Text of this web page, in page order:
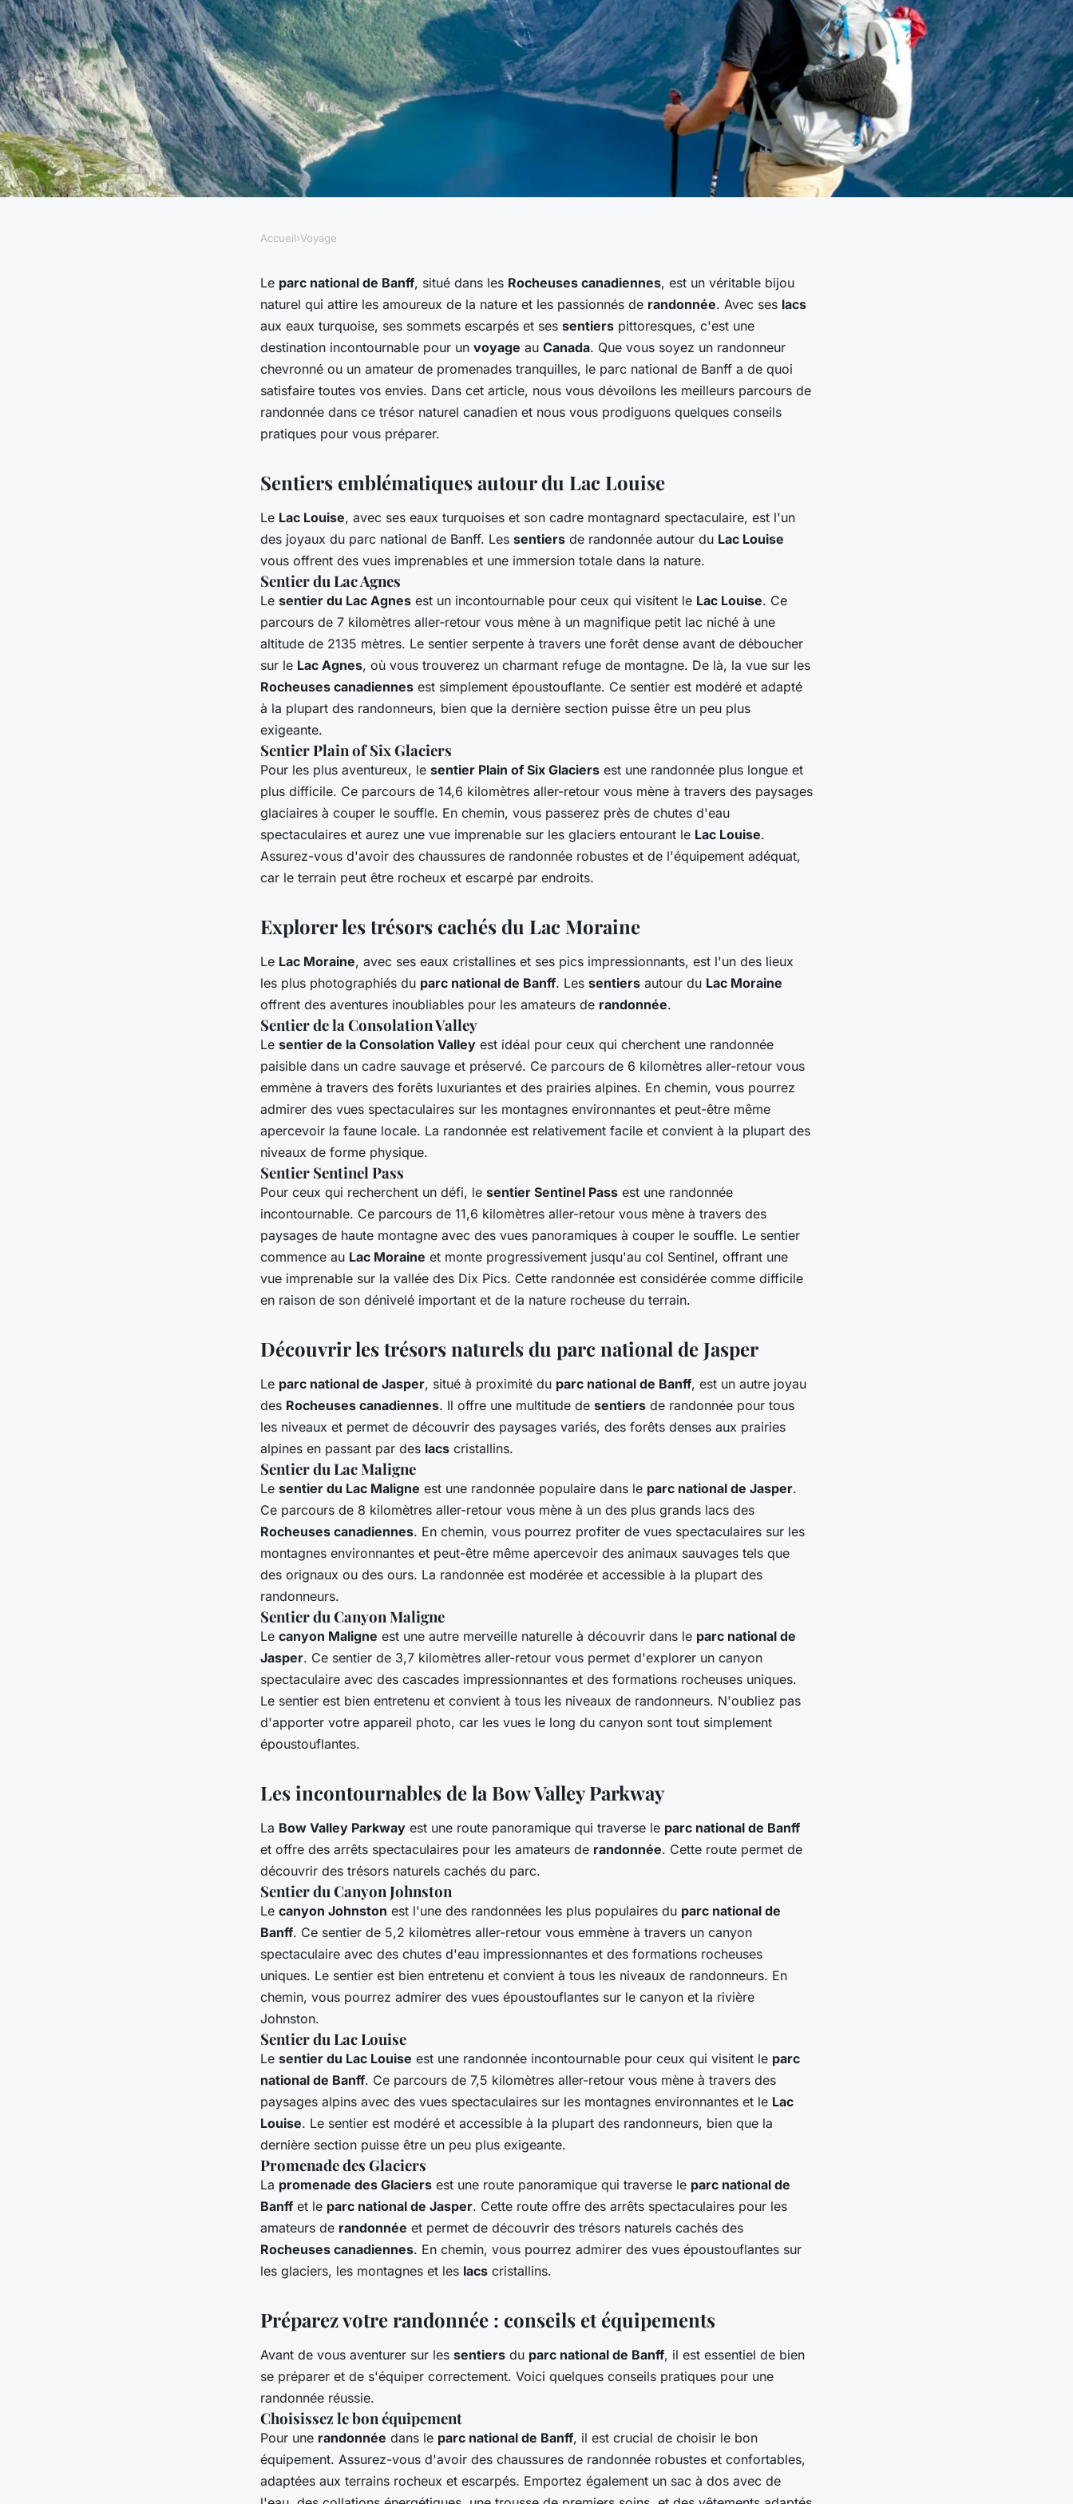
Où trouver les meilleurs parcours de
randonnée dans le parc national de
Banff, Canada : conseils et
équipements ?
Accueil›Voyage
Le parc national de Banff, situé dans les Rocheuses canadiennes, est un véritable bijou
naturel qui attire les amoureux de la nature et les passionnés de randonnée. Avec ses lacs
aux eaux turquoise, ses sommets escarpés et ses sentiers pittoresques, c'est une
destination incontournable pour un voyage au Canada. Que vous soyez un randonneur
chevronné ou un amateur de promenades tranquilles, le parc national de Banff a de quoi
satisfaire toutes vos envies. Dans cet article, nous vous dévoilons les meilleurs parcours de
randonnée dans ce trésor naturel canadien et nous vous prodiguons quelques conseils
pratiques pour vous préparer.
Sentiers emblématiques autour du Lac Louise
Le Lac Louise, avec ses eaux turquoises et son cadre montagnard spectaculaire, est l'un
des joyaux du parc national de Banff. Les sentiers de randonnée autour du Lac Louise
vous offrent des vues imprenables et une immersion totale dans la nature.
Sentier du Lac Agnes
Le sentier du Lac Agnes est un incontournable pour ceux qui visitent le Lac Louise. Ce
parcours de 7 kilomètres aller-retour vous mène à un magnifique petit lac niché à une
altitude de 2135 mètres. Le sentier serpente à travers une forêt dense avant de déboucher
sur le Lac Agnes, où vous trouverez un charmant refuge de montagne. De là, la vue sur les
Rocheuses canadiennes est simplement époustouflante. Ce sentier est modéré et adapté
à la plupart des randonneurs, bien que la dernière section puisse être un peu plus
exigeante.
Sentier Plain of Six Glaciers
Pour les plus aventureux, le sentier Plain of Six Glaciers est une randonnée plus longue et
plus difficile. Ce parcours de 14,6 kilomètres aller-retour vous mène à travers des paysages
glaciaires à couper le souffle. En chemin, vous passerez près de chutes d'eau
spectaculaires et aurez une vue imprenable sur les glaciers entourant le Lac Louise.
Assurez-vous d'avoir des chaussures de randonnée robustes et de l'équipement adéquat,
car le terrain peut être rocheux et escarpé par endroits.
Explorer les trésors cachés du Lac Moraine
Le Lac Moraine, avec ses eaux cristallines et ses pics impressionnants, est l'un des lieux
les plus photographiés du parc national de Banff. Les sentiers autour du Lac Moraine
offrent des aventures inoubliables pour les amateurs de randonnée.
Sentier de la Consolation Valley
Le sentier de la Consolation Valley est idéal pour ceux qui cherchent une randonnée
paisible dans un cadre sauvage et préservé. Ce parcours de 6 kilomètres aller-retour vous
emmène à travers des forêts luxuriantes et des prairies alpines. En chemin, vous pourrez
admirer des vues spectaculaires sur les montagnes environnantes et peut-être même
apercevoir la faune locale. La randonnée est relativement facile et convient à la plupart des
niveaux de forme physique.
Sentier Sentinel Pass
Pour ceux qui recherchent un défi, le sentier Sentinel Pass est une randonnée
incontournable. Ce parcours de 11,6 kilomètres aller-retour vous mène à travers des
paysages de haute montagne avec des vues panoramiques à couper le souffle. Le sentier
commence au Lac Moraine et monte progressivement jusqu'au col Sentinel, offrant une
vue imprenable sur la vallée des Dix Pics. Cette randonnée est considérée comme difficile
en raison de son dénivelé important et de la nature rocheuse du terrain.
Découvrir les trésors naturels du parc national de Jasper
Le parc national de Jasper, situé à proximité du parc national de Banff, est un autre joyau
des Rocheuses canadiennes. Il offre une multitude de sentiers de randonnée pour tous
les niveaux et permet de découvrir des paysages variés, des forêts denses aux prairies
alpines en passant par des lacs cristallins.
Sentier du Lac Maligne
Le sentier du Lac Maligne est une randonnée populaire dans le parc national de Jasper.
Ce parcours de 8 kilomètres aller-retour vous mène à un des plus grands lacs des
Rocheuses canadiennes. En chemin, vous pourrez profiter de vues spectaculaires sur les
montagnes environnantes et peut-être même apercevoir des animaux sauvages tels que
des orignaux ou des ours. La randonnée est modérée et accessible à la plupart des
randonneurs.
Sentier du Canyon Maligne
Le canyon Maligne est une autre merveille naturelle à découvrir dans le parc national de
Jasper. Ce sentier de 3,7 kilomètres aller-retour vous permet d'explorer un canyon
spectaculaire avec des cascades impressionnantes et des formations rocheuses uniques.
Le sentier est bien entretenu et convient à tous les niveaux de randonneurs. N'oubliez pas
d'apporter votre appareil photo, car les vues le long du canyon sont tout simplement
époustouflantes.
Les incontournables de la Bow Valley Parkway
La Bow Valley Parkway est une route panoramique qui traverse le parc national de Banff
et offre des arrêts spectaculaires pour les amateurs de randonnée. Cette route permet de
découvrir des trésors naturels cachés du parc.
Sentier du Canyon Johnston
Le canyon Johnston est l'une des randonnées les plus populaires du parc national de
Banff. Ce sentier de 5,2 kilomètres aller-retour vous emmène à travers un canyon
spectaculaire avec des chutes d'eau impressionnantes et des formations rocheuses
uniques. Le sentier est bien entretenu et convient à tous les niveaux de randonneurs. En
chemin, vous pourrez admirer des vues époustouflantes sur le canyon et la rivière
Johnston.
Sentier du Lac Louise
Le sentier du Lac Louise est une randonnée incontournable pour ceux qui visitent le parc
national de Banff. Ce parcours de 7,5 kilomètres aller-retour vous mène à travers des
paysages alpins avec des vues spectaculaires sur les montagnes environnantes et le Lac
Louise. Le sentier est modéré et accessible à la plupart des randonneurs, bien que la
dernière section puisse être un peu plus exigeante.
Promenade des Glaciers
La promenade des Glaciers est une route panoramique qui traverse le parc national de
Banff et le parc national de Jasper. Cette route offre des arrêts spectaculaires pour les
amateurs de randonnée et permet de découvrir des trésors naturels cachés des
Rocheuses canadiennes. En chemin, vous pourrez admirer des vues époustouflantes sur
les glaciers, les montagnes et les lacs cristallins.
Préparez votre randonnée : conseils et équipements
Avant de vous aventurer sur les sentiers du parc national de Banff, il est essentiel de bien
se préparer et de s'équiper correctement. Voici quelques conseils pratiques pour une
randonnée réussie.
Choisissez le bon équipement
Pour une randonnée dans le parc national de Banff, il est crucial de choisir le bon
équipement. Assurez-vous d'avoir des chaussures de randonnée robustes et confortables,
adaptées aux terrains rocheux et escarpés. Emportez également un sac à dos avec de